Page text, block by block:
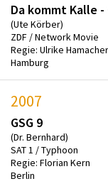
Da kommt Kalle
(Ute Körber)
ZDF / Network Movie
Regie: Ulrike Hamacher
Hamburg
2007
GSG 9
(Dr. Bernhard)
SAT 1 / Typhoon
Regie: Florian Kern
Berlin